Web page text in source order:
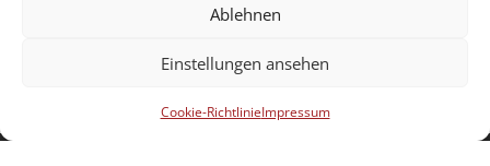
Ablehnen
Einstellungen ansehen
Cookie-RichtlinieImpressum